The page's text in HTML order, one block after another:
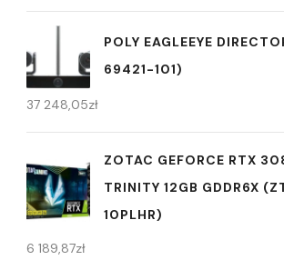
POLY EAGLEEYE
69421-101)
37 248,05zł
ZOTAC GEFORCE RTX
TRINITY 12GB GDDR6X
10PLHR)
6 189,87zł